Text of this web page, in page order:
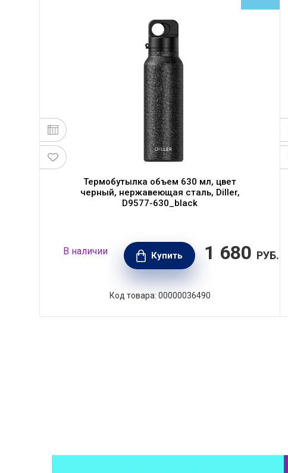
Термобутылка объем 630 мл, цвет
черный, нержавеющая сталь, Diller,
D9577-630_black
В наличии Купить 1 680 РУБ.
Код товара: 00000036490